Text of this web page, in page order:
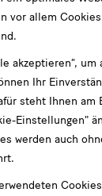
vor allem
akzeptieren“, um
Ihr
steht Ihnen am
Einstellungen"
werden auch